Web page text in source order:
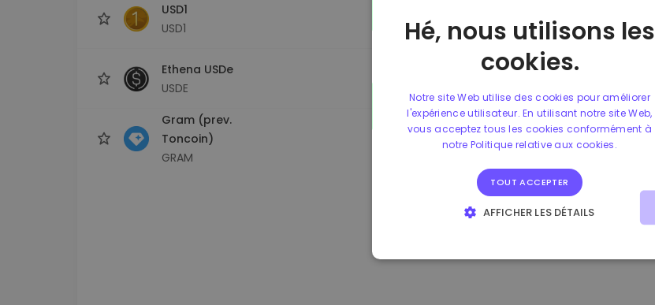
USD1
USD1
0.864917 € 0.00% 3.5B €
Ethena USDe
USDE
Gram (prev.
Toncoin)
GRAM
1.170000 € +2.60%
Hé, nous utilisons les
cookies.
Notre site Web utilise des cookies pour améliorer
l'expérience utilisateur. En utilisant notre site Web,
vous acceptez tous les cookies conformément à
notre Politique relative aux cookies.
TOUT ACCEPTER
AFFICHER LES DÉTAILS